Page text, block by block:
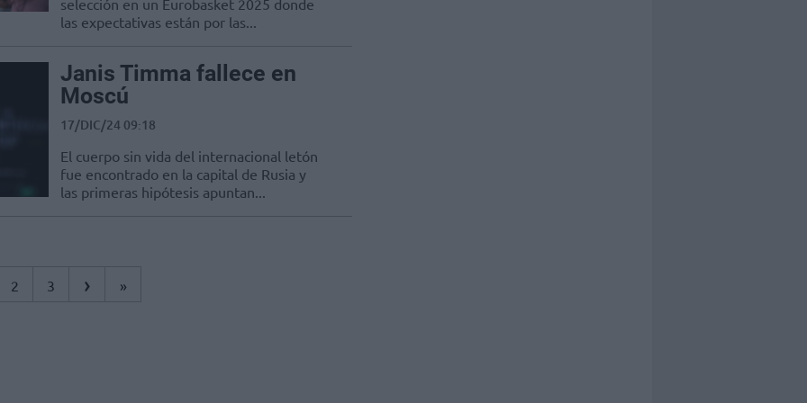
selección en un Eurobasket 2025 donde
las expectativas están por las...
Janis Timma fallece en
Moscú
17/DIC/24 09:18
El cuerpo sin vida del internacional letón
fue encontrado en la capital de Rusia y
las primeras hipótesis apuntan...
2 3 › »